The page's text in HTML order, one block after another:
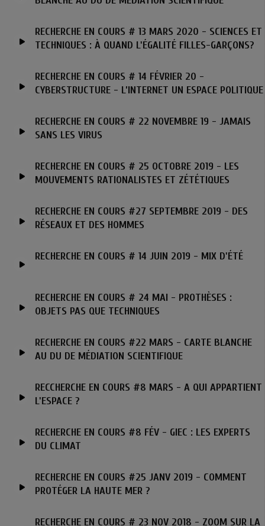
RECHERCHE EN COURS # 13 MARS 2020 - SCIENCES ET
TECHNIQUES : À QUAND L'ÉGALITÉ FILLES-GARÇONS?
RECHERCHE EN COURS # 14 FÉVRIER 20 -
CYBERSTRUCTURE - L’INTERNET UN ESPACE POLITIQUE
RECHERCHE EN COURS # 22 NOVEMBRE 19 - JAMAIS
SANS LES VIRUS
RECHERCHE EN COURS # 25 OCTOBRE 2019 - LES
MOUVEMENTS RATIONALISTES ET ZÉTÉTIQUES
RECHERCHE EN COURS #27 SEPTEMBRE 2019 - DES
RÉSEAUX ET DES HOMMES
RECHERCHE EN COURS # 14 JUIN 2019 - MIX D'ÉTÉ
RECHERCHE EN COURS # 24 MAI - PROTHÈSES :
OBJETS PAS QUE TECHNIQUES
RECHERCHE EN COURS #22 MARS - CARTE BLANCHE
AU DU DE MÉDIATION SCIENTIFIQUE
RECCHERCHE EN COURS #8 MARS - A QUI APPARTIENT
L'ESPACE ?
RECHERCHE EN COURS #8 FÉV - GIEC : LES EXPERTS
DU CLIMAT
RECHERCHE EN COURS #25 JANV 2019 - COMMENT
PROTÉGER LA HAUTE MER ?
RECHERCHE EN COURS # 23 NOV 2018 - ZOOM SUR LA